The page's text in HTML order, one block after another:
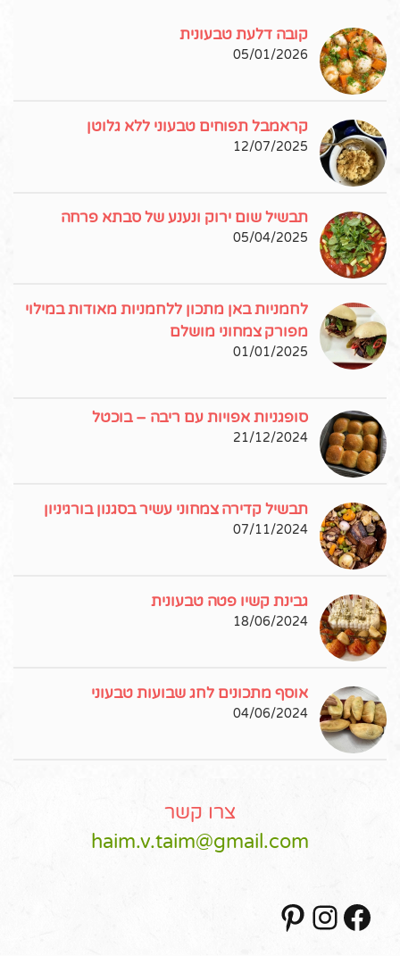
קובה דלעת טבעונית
05/01/2026
קראמבל תפוחים טבעוני ללא גלוטן
12/07/2025
תבשיל שום ירוק ונענע של סבתא פרחה
05/04/2025
לחמניות באן מתכון ללחמניות מאודות במילוי
מפורק צמחוני מושלם
01/01/2025
סופגניות אפויות עם ריבה – בוכטל
21/12/2024
תבשיל קדירה צמחוני עשיר בסגנון בורגיניון
07/11/2024
גבינת קשיו פטה טבעונית
18/06/2024
אוסף מתכונים לחג שבועות טבעוני
04/06/2024
צרו קשר
haim.v.taim@gmail.com
Facebook
Instagram